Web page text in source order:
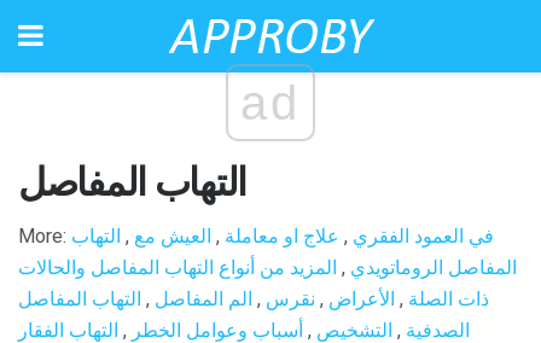
ad
التهاب المفاصل
More: في العمود الفقري , علاج او معاملة , العيش مع , التهاب
المفاصل الروماتويدي , المزيد من أنواع التهاب المفاصل والحالات
ذات الصلة , الأعراض , نقرس , الم المفاصل , التهاب المفاصل
الصدفية , التشخيص , أسباب وعوامل الخطر , التهاب الفقار